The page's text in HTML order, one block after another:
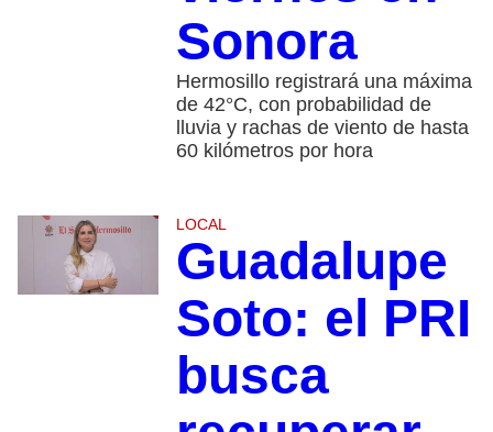
Sonora
Hermosillo registrará una máxima
de 42°C, con probabilidad de
lluvia y rachas de viento de hasta
60 kilómetros por hora
LOCAL
Guadalupe
Soto: el PRI
busca